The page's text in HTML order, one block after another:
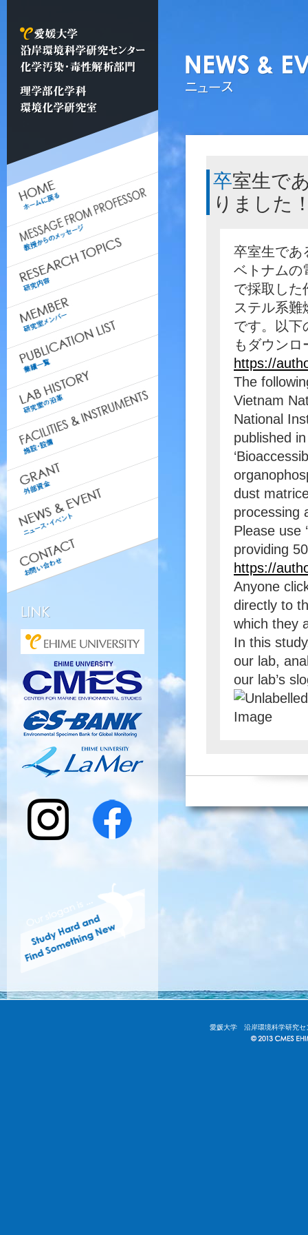
卒室生である狩生凌吾さんのデータが論文にな
りました
卒室生であ
ベトナムの
で採取した
ステル系
です。以下
もダウンロ
https://
The
Vietnam
National
published
dust
processing
Please use
providing
https://
Anyone
directly to
which they
In this
our lab,
our lab’s
愛媛大学 沿岸環境科学研究